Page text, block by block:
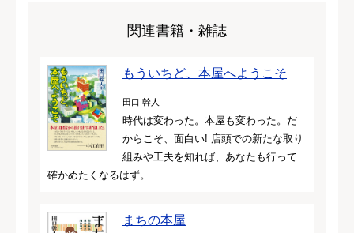
関連書籍・雑誌
もういちど、本屋へようこそ
田口 幹人
時代は変わった。本屋も変わった。だ
からこそ、面白い! 店頭での新たな取り
組みや工夫を知れば、あなたも行って
確かめたくなるはず。
まちの本屋